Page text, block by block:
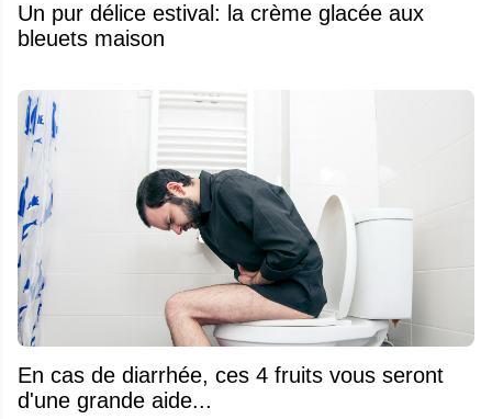
Un pur délice estival: la crème glacée aux
bleuets maison
En cas de diarrhée, ces 4 fruits vous seront
d'une grande aide...